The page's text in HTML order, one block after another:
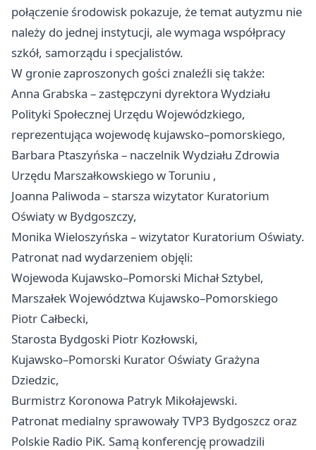
połączenie środowisk pokazuje, że temat autyzmu nie
należy do jednej instytucji, ale wymaga współpracy
szkół, samorządu i specjalistów.
W gronie zaproszonych gości znaleźli się także:
Anna Grabska – zastępczyni dyrektora Wydziału
Polityki Społecznej Urzędu Wojewódzkiego,
reprezentująca wojewodę kujawsko–pomorskiego,
Barbara Ptaszyńska – naczelnik Wydziału Zdrowia
Urzędu Marszałkowskiego wToruniu ,
Joanna Paliwoda – starsza wizytator Kuratorium
Oświaty w Bydgoszczy,
Monika Wieloszyńska – wizytator Kuratorium Oświaty.
Patronat nad wydarzeniem objęli:
Wojewoda Kujawsko–Pomorski Michał Sztybel,
Marszałek Województwa Kujawsko–Pomorskiego
Piotr Całbecki,
Starosta Bydgoski Piotr Kozłowski,
Kujawsko–Pomorski Kurator Oświaty Grażyna
Dziedzic,
Burmistrz Koronowa Patryk Mikołajewski.
Patronat medialny sprawowały TVP3 Bydgoszcz oraz
Polskie Radio PiK. Samą konferencję prowadzili